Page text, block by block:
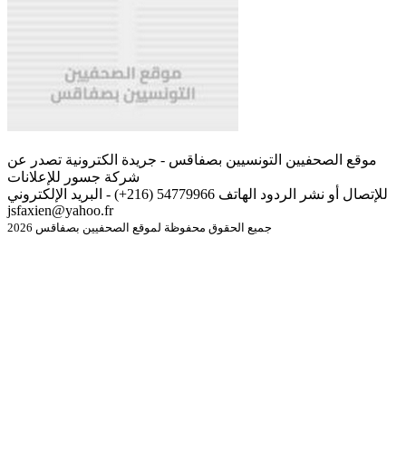
موقع الصحفيين التونسيين بصفاقس - جريدة الكترونية تصدر عن
شركة جسور للإعلانات
للإتصال أو نشر الردود الهاتف 54779966 (216+) - البريد الإلكتروني
jsfaxien@yahoo.fr
جميع الحقوق محفوظة لموقع الصحفيين بصفاقس 2026